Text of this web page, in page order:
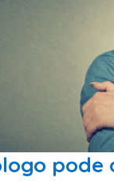
pode